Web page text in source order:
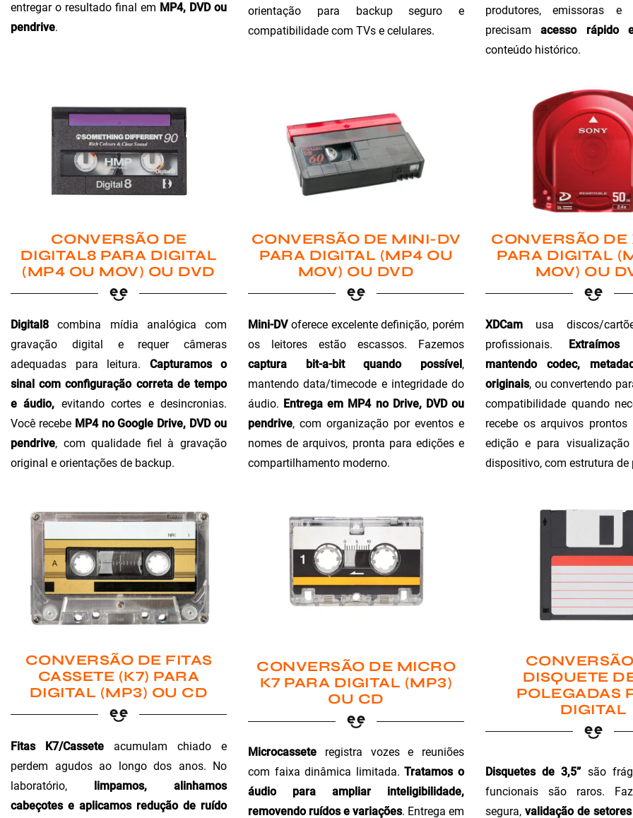
entregar o resultado final em MP4, DVD ou
pendrive.
orientação para backup seguro e
compatibilidade com TVs e celulares.
produtores, emissoras e
precisamacesso rápido
conteúdo histórico.
CONVERSÃO DE
DIGITAL8 PARA DIGITAL
(MP4 OU MOV) OU DVD
Digital8 combina mídia analógica com
gravação digital e requer câmeras
adequadas para leitura. Capturamos o
sinal com configuração correta de tempo
e áudio, evitando cortes e desincronias.
Você recebe MP4 no Google Drive, DVD ou
pendrive, com qualidade fiel à gravação
original e orientações de backup.
CONVERSÃO DE MINI-DV
PARA DIGITAL (MP4 OU
MOV) OU DVD
Mini-DVoferece excelente definição, porém
os leitores estão escassos. Fazemos
captura bit-a-bit quando possível,
mantendo data/timecode e integridade do
áudio. Entrega em MP4 no Drive, DVD ou
pendrive, com organização por eventos e
nomes de arquivos, pronta para edições e
compartilhamento moderno.
CONVERSÃO
PARA DIGITAL
MOV) OU
XDCam usa discos/
profissionais.
mantendo codec,
originais, ou convertendo
compatibilidade quando
recebe os arquivos
edição e para
dispositivo, com estrutura
CONVERSÃO DE FITAS
CASSETE (K7) PARA
DIGITAL (MP3) OU CD
Fitas K7/Cassete acumulam chiado e
perdem agudos ao longo dos anos. No
laboratório, limpamos, alinhamos
cabeçotes e aplicamos redução de ruído
CONVERSÃO DE MICRO
K7 PARA DIGITAL (MP3)
OU CD
Microcassete registra vozes e reuniões
com faixa dinâmica limitada.Tratamos o
áudio para ampliar inteligibilidade,
removendo ruídos e variações. Entrega em
DISQUETE
POLEGADAS
DIGITAL
Disquetes de 3,5”são
funcionais são raros.
segura, validação de